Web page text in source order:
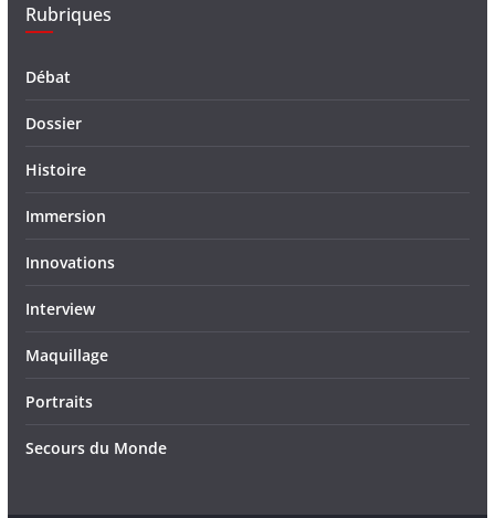
Rubriques
Débat
Dossier
Histoire
Immersion
Innovations
Interview
Maquillage
Portraits
Secours du Monde